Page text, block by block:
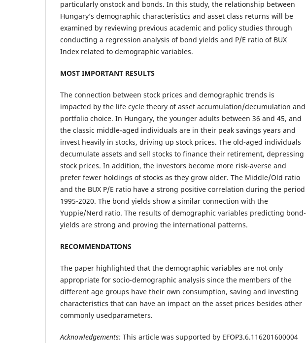
particularly onstock and bonds. In this study, the relationship between
Hungary’s demographic characteristics and asset class returns will be
examined by reviewing previous academic and policy studies through
conducting a regression analysis of bond yields and P/E ratio of BUX
Index related to demographic variables.
MOST IMPORTANT RESULTS
The connection between stock prices and demographic trends is
impacted by the life cycle theory of asset accumulation/decumulation and
portfolio choice. In Hungary, the younger adults between 36 and 45, and
the classic middle-aged individuals are in their peak savings years and
invest heavily in stocks, driving up stock prices. The old-aged individuals
decumulate assets and sell stocks to finance their retirement, depressing
stock prices. In addition, the investors become more risk-averse and
prefer fewer holdings of stocks as they grow older. The Middle/Old ratio
and the BUX P/E ratio have a strong positive correlation during the period
1995-2020. The bond yields show a similar connection with the
Yuppie/Nerd ratio. The results of demographic variables predicting bond-
yields are strong and proving the international patterns.
RECOMMENDATIONS
The paper highlighted that the demographic variables are not only
appropriate for socio-demographic analysis since the members of the
different age groups have their own consumption, saving and investing
characteristics that can have an impact on the asset prices besides other
commonly usedparameters.
Acknowledgements: This article was supported by EFOP­3.6.1­16­2016­00004